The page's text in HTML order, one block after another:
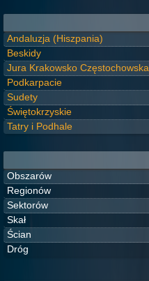
Andaluzja (Hiszpania)
Beskidy
Jura Krakowsko Częstochowska
Podkarpacie
Sudety
Świętokrzyskie
Tatry i Podhale
Obszarów
Regionów
Sektorów
Skał
Ścian
Dróg